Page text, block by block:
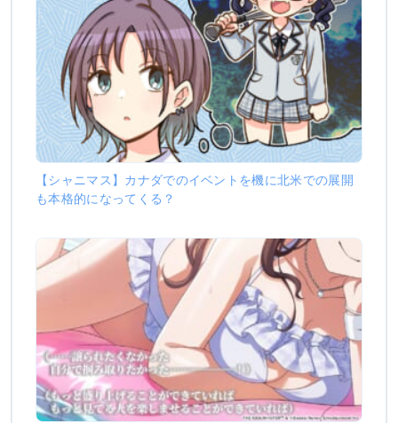
【シャニマス】カナダでのイベントを機に北米での展開
も本格的になってくる？